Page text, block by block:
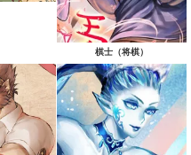
棋士（将棋）